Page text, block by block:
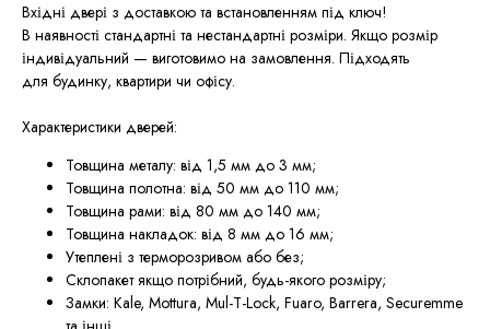
Вхідні двері з доставкою та встановленням під ключ!
В наявності стандартні та нестандартні розміри. Якщо розмір
індивідуальний — виготовимо на замовлення. Підходять
для будинку, квартири чи офісу.
Характеристики дверей:
Товщина металу: від 1,5 мм до 3 мм;
Товщина полотна: від 50 мм до 110 мм;
Товщина рами: від 80 мм до 140 мм;
Товщина накладок: від 8 мм до 16 мм;
Утеплені з терморозривом або без;
Склопакет якщо потрібний, будь-якого розміру;
Замки: Kale, Mottura, Mul-T-Lock, Fuaro, Barrera, Securemme